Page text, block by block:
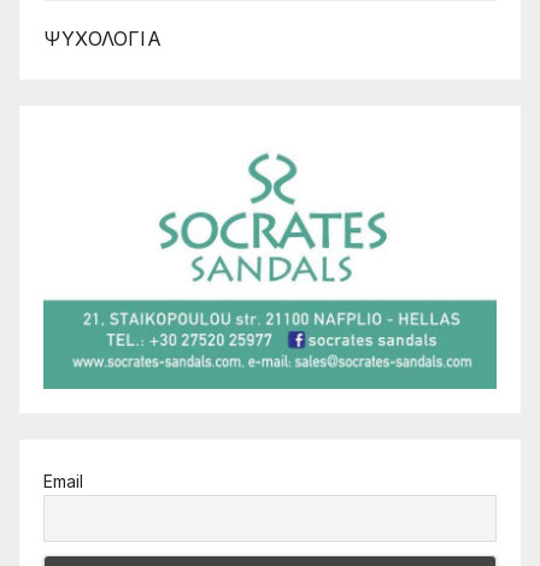
ΨΥΧΟΛΟΓΙΑ
Email